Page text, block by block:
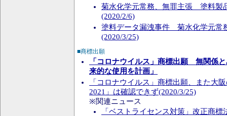
菊水化学元常務、無罪主張 塗料製
(2020/2/6)
塗料データ漏洩事件 菊水化学元常
(2020/3/25)
■商標出願
「コロナウイルス」商標出願 無関係
来的な使用を計画」
「コロナウイルス」商標出願、また大
2021」は確認できず(2020/3/25)
※関連ニュース
「ベストライセンス対策」改正商